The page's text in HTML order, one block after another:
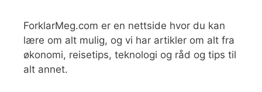
ForklarMeg.com er en nettside hvor du kan
lære om alt mulig, og vi har artikler om alt fra
økonomi, reisetips, teknologi og råd og tips til
alt annet.